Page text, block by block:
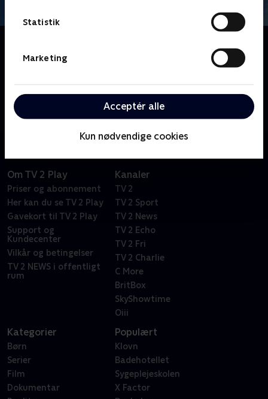
Statistik
Marketing
Acceptér alle
Kun nødvendige cookies
I arbejdet som journalist møder man indimellem
mennesker, som fæstner sig i hukommelsen. De
gange. Nu har hun valgt at gense nogle af dem, som
har gjort et helt særligt indtryk.
Om TV 2 Play
Priser og abonnement
Her kan du se TV 2 Play
Gavekort til TV 2 Play
Support og
Kundecenter
Vilkår og betingelser
TV 2 NEWS i offentligt
rum
Kanaler
TV 2
TV 2 Sport
TV 2 News
TV 2 Echo
TV 2 Fri
TV 2 Charlie
C More
BritBox
SkyShowtime
Oiii
Kategorier
Børn
Serier
Film
Dokumentar
Populært
Klovn
Badehotellet
Sygeplejeskolen
X Factor